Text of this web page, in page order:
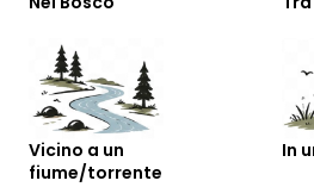
Vicino a un
fiume/torrente
In